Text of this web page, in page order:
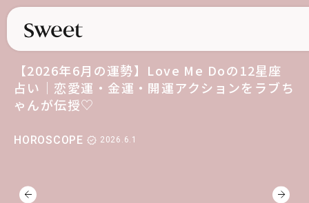
HOROSCOPE 2026.6.1
【2026年6月の運勢】Love Me Doの12星座
占い｜恋愛運・金運・開運アクションをラブち
ゃんが伝授♡